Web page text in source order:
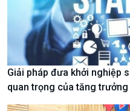
Giải pháp đưa khởi nghiệp
quan trọng của tăng